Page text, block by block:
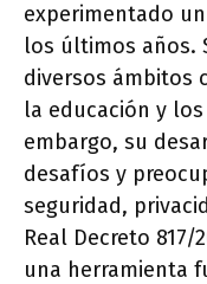
experimentado
los últimos años.
diversos ámbitos
la educación y
embargo, su
desafíos y
seguridad,
Real Decreto 817/
una herramienta